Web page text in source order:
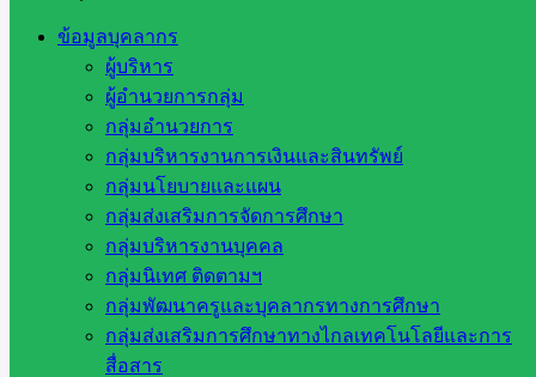
ข้อมูลบุคลากร
ผู้บริหาร
ผู้อำนวยการกลุ่ม
กลุ่มอำนวยการ
กลุ่มบริหารงานการเงินและสินทรัพย์
กลุ่มนโยบายและแผน
กลุ่มส่งเสริมการจัดการศึกษา
กลุ่มบริหารงานบุคคล
กลุ่มนิเทศ ติดตามฯ
กลุ่มพัฒนาครูและบุคลากรทางการศึกษา
กลุ่มส่งเสริมการศึกษาทางไกลเทคโนโลยีและการ
สื่อสาร
ศูนย์การเรียนรู้ไทย-กัมพูชา
กรกฎาคม 10, 2026กรกฎาคม 15, 2026
การศึกษาทางไกลฯ, ข่าวประชาสัมพันธ์
วันที่ 8 กรกฎาคม 2569 สำนักงานเขตพื้นที่การศึกษาประถมศึ
การประชุมปฎิบัติการ พัฒนาบุคลากรด้าน
ระบบข้อมูลสารสนเทศ ระดับสถานศึกษา